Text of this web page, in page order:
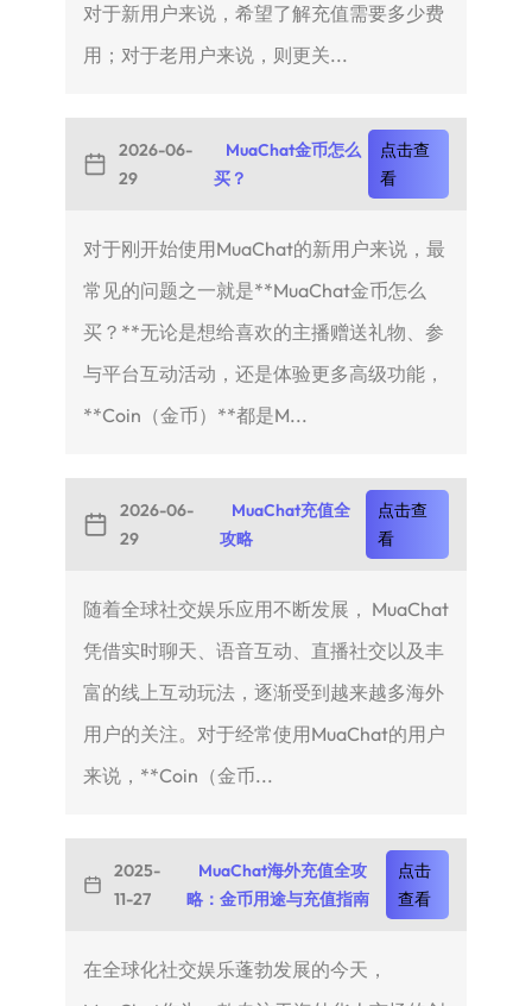
对于新用户来说，希望了解充值需要多少费
用；对于老用户来说，则更关...
2026-06-
29
MuaChat金币怎么
买？
点击查
看
对于刚开始使用MuaChat的新用户来说，最
常见的问题之一就是**MuaChat金币怎么
买？**无论是想给喜欢的主播赠送礼物、参
与平台互动活动，还是体验更多高级功能，
**Coin（金币）**都是M...
2026-06-
29
MuaChat充值全
攻略
点击查
看
随着全球社交娱乐应用不断发展， MuaChat
凭借实时聊天、语音互动、直播社交以及丰
富的线上互动玩法，逐渐受到越来越多海外
用户的关注。对于经常使用MuaChat的用户
来说，**Coin（金币...
2025-
11-27
MuaChat海外充值全攻
略：金币用途与充值指南
点击
查看
在全球化社交娱乐蓬勃发展的今天，